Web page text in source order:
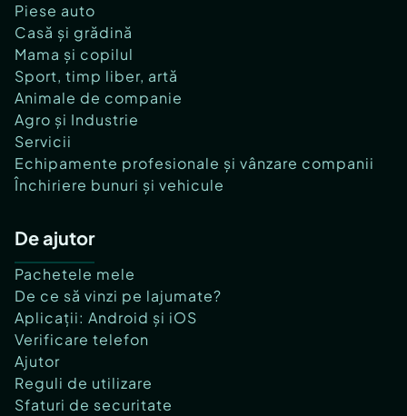
Piese auto
Casă și grădină
Mama și copilul
Sport, timp liber, artă
Animale de companie
Agro și Industrie
Servicii
Echipamente profesionale și vânzare companii
Închiriere bunuri și vehicule
De ajutor
Pachetele mele
De ce să vinzi pe lajumate?
Aplicații: Android și iOS
Verificare telefon
Ajutor
Reguli de utilizare
Sfaturi de securitate